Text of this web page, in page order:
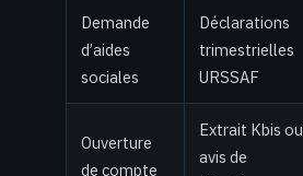
Demande
d’aides
sociales
Déclarations
trimestrielles
URSSAF
Ouverture
de compte
Extrait Kbis ou
avis de